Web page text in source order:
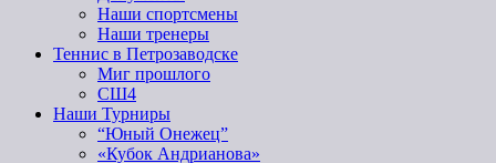
Наши спортсмены
Наши тренеры
Теннис в Петрозаводске
Миг прошлого
СШ4
Наши Турниры
“Юный Онежец”
«Кубок Андрианова»